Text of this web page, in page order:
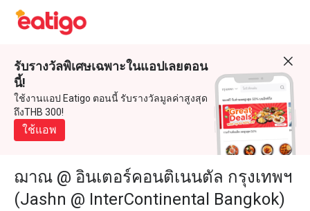
รับรางวัลพิเศษเฉพาะในแอปเลยตอน
นี้!
ใช้งานแอป Eatigo ตอนนี้ รับรางวัลมูลค่าสูงสุด
ถึงTHB 300!
ใช้แอพ
ฌาณ @ อินเตอร์คอนติเนนตัล กรุงเทพฯ
(Jashn @ InterContinental Bangkok)